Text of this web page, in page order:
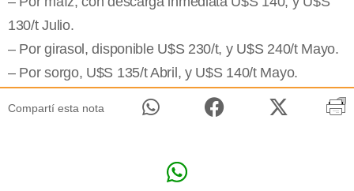
130/t Julio.
– Por girasol, disponible U$S 230/t, y U$S 240/t Mayo.
– Por sorgo, U$S 135/t Abril, y U$S 140/t Mayo.
Compartí esta nota